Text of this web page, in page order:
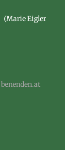
(Marie Eigler
benenden.at